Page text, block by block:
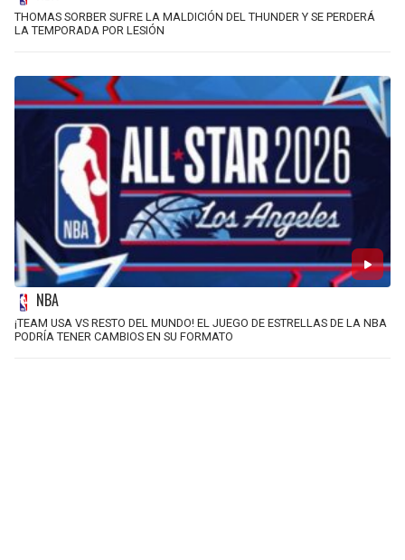
THOMAS SORBER SUFRE LA MALDICIÓN DEL THUNDER Y SE PERDERÁ
LA TEMPORADA POR LESIÓN
NBA
¡TEAM USA VS RESTO DEL MUNDO! EL JUEGO DE ESTRELLAS DE LA NBA
PODRÍA TENER CAMBIOS EN SU FORMATO